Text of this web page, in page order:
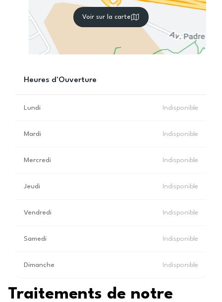
Voir sur la carte
Heures d'Ouverture
Lundi Indisponible
Mardi Indisponible
Mercredi Indisponible
Jeudi Indisponible
Vendredi Indisponible
Samedi Indisponible
Dimanche Indisponible
Traitements de notre